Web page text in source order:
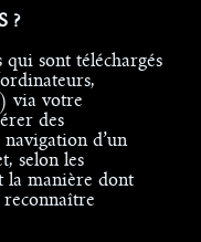
?
sont téléchargés
via votre
des
d’un
selon les
la manière dont